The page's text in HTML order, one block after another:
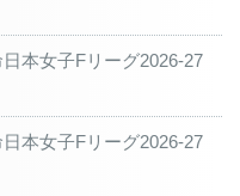
本女子Fリーグ2026-27
本女子Fリーグ2026-27